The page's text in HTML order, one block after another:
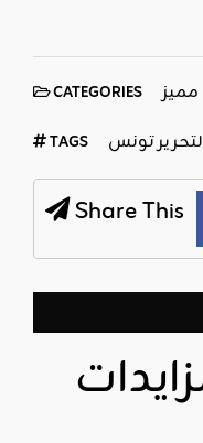
CATEGORIES مميز
TAGS تونس
Share This